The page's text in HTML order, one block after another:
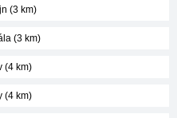
(3 km)
(3 km)
(4 km)
(4 km)